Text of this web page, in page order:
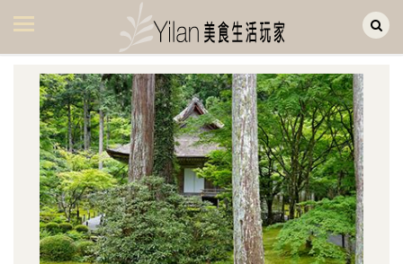
美食集
美飲集
廚房集
旅遊集
旅遊美食集
生活風